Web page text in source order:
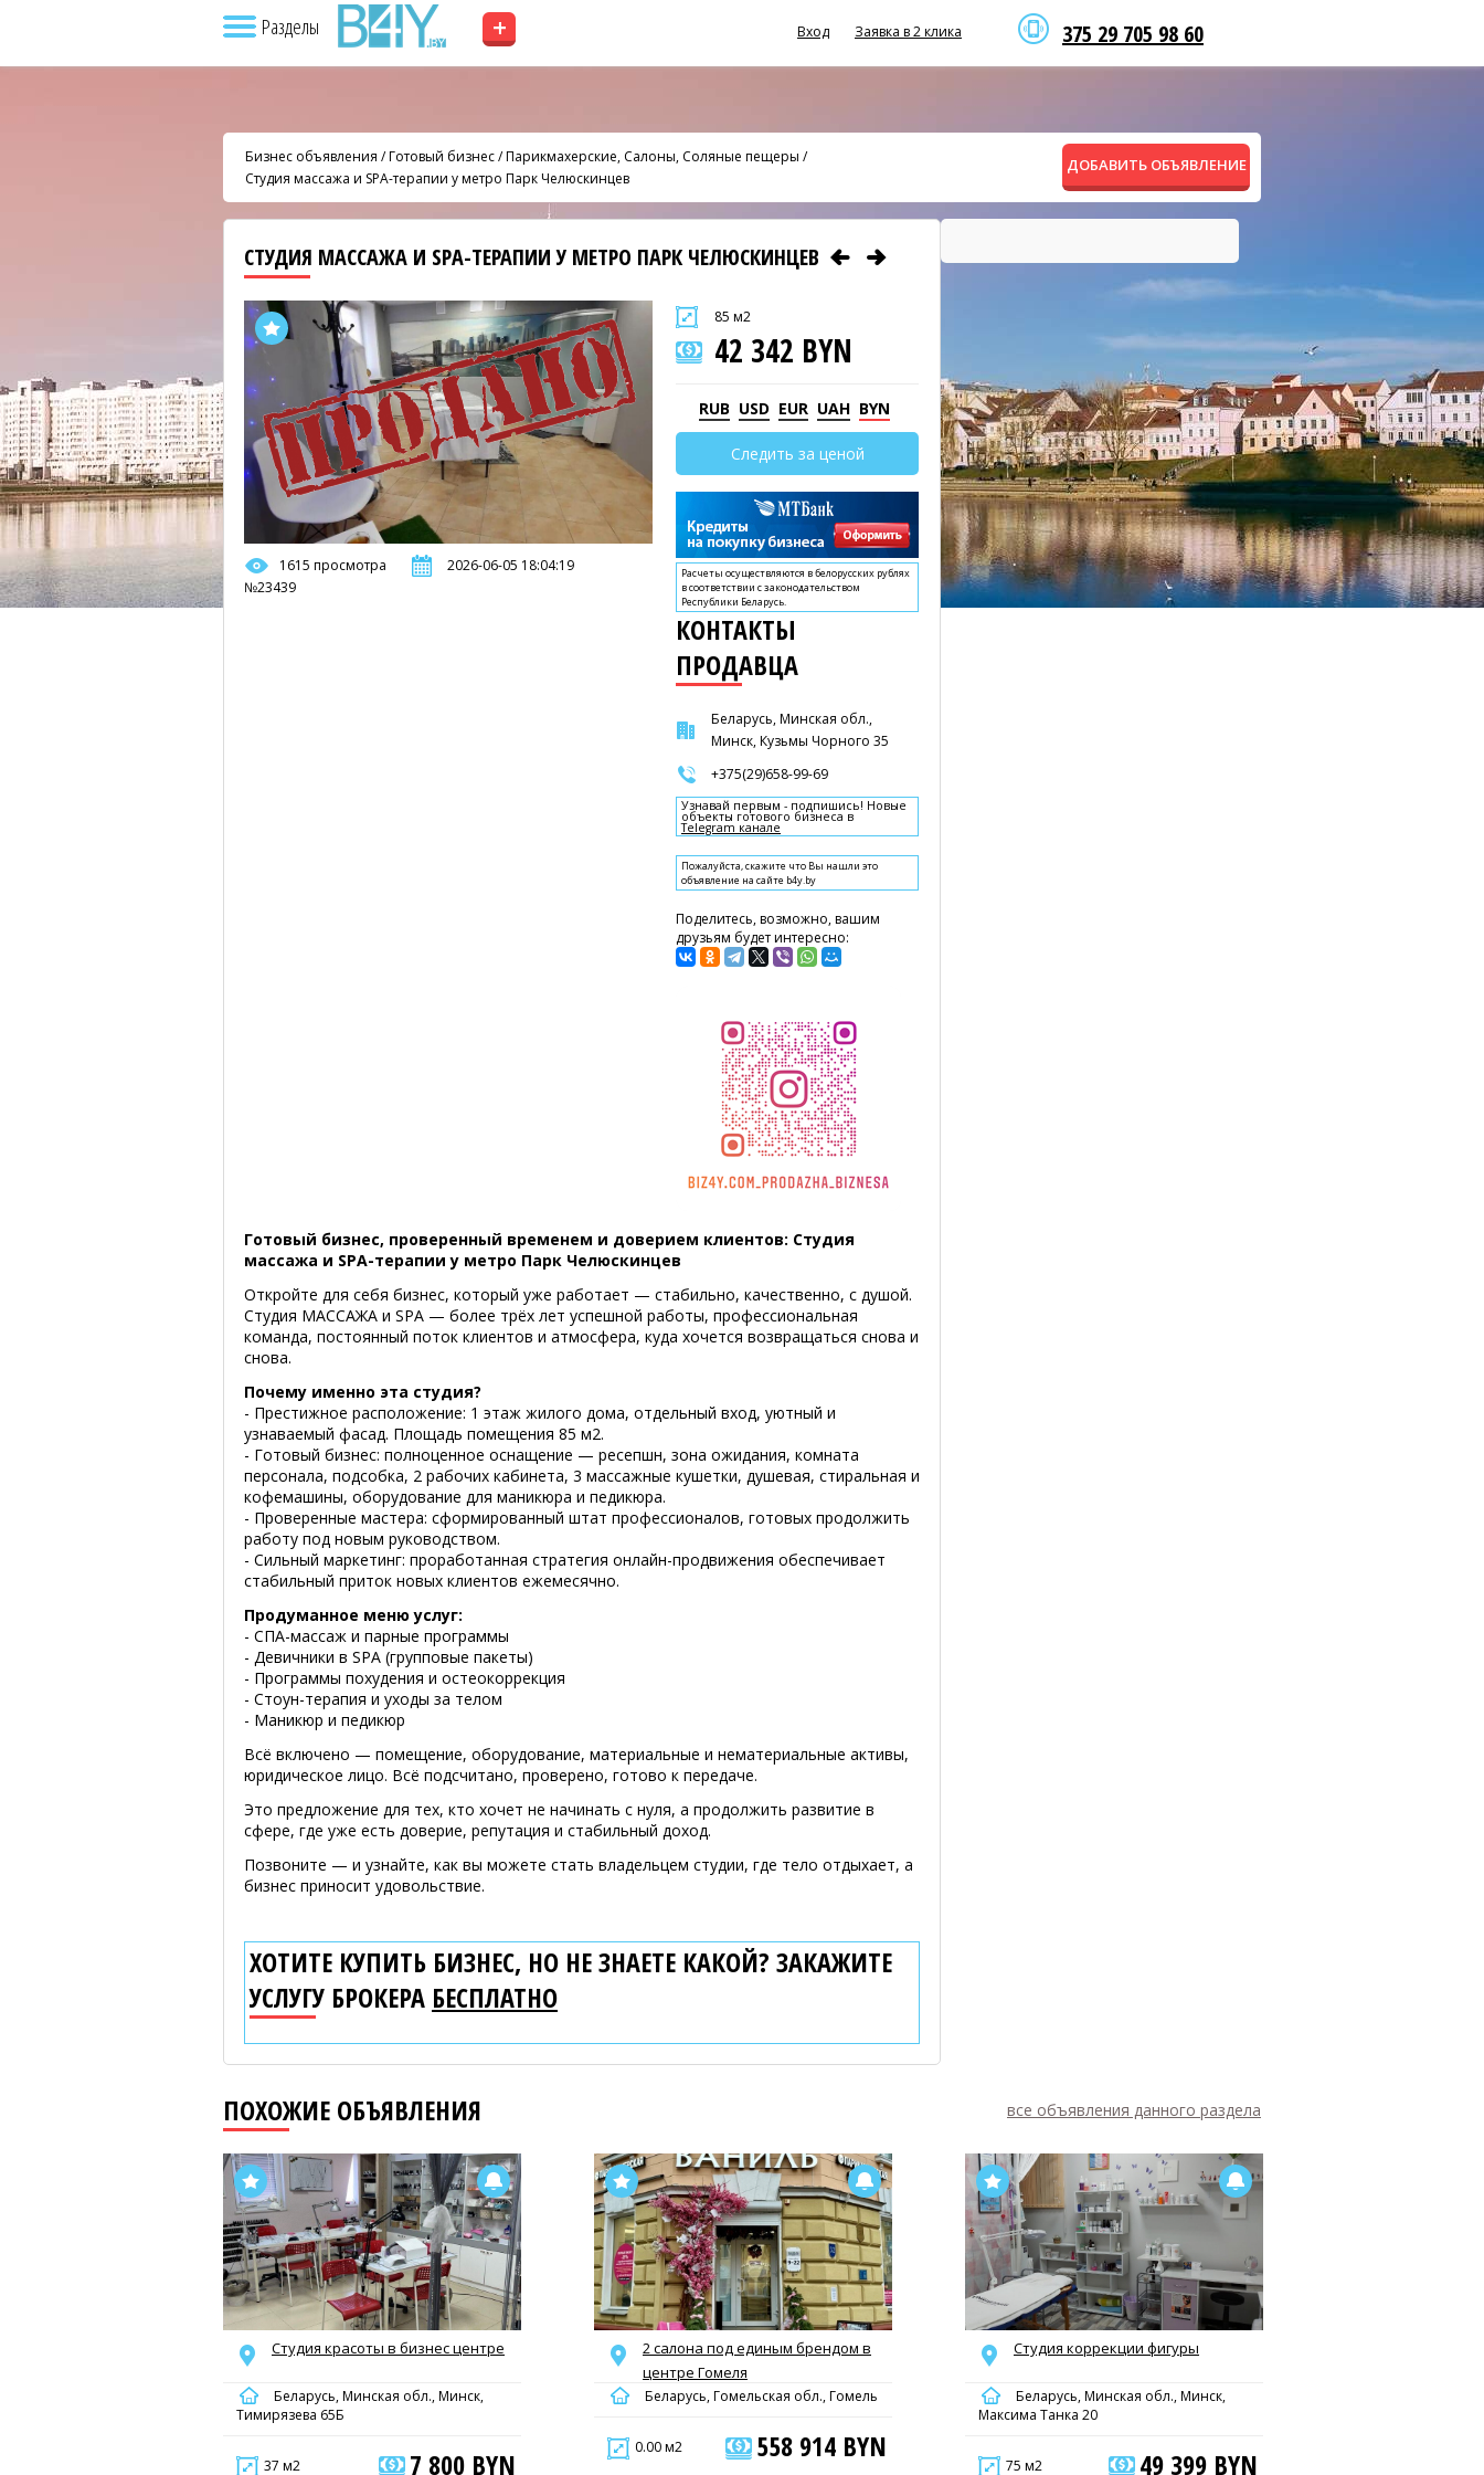
Разделы + 375 29 705 98 60
Вход Заявка в 2 клика
Бизнес объявления /Готовый бизнес/Парикмахерские, Салоны, Соляные пещеры /
Студия массажа и SPA-терапии у метро Парк Челюскинцев
ДОБАВИТЬ ОБЪЯВЛЕНИЕ
СТУДИЯ МАССАЖА И SPA-ТЕРАПИИ У МЕТРО ПАРК ЧЕЛЮСКИНЦЕВ
1615 просмотра
2026-06-05 18:04:19
№23439
85 м2
42 342 BYN
RUB USD EUR UAH BYN
Следить за ценой
Расчеты осуществляются в белорусских рублях
в соответствии с законодательством
Республики Беларусь.
КОНТАКТЫ
ПРОДАВЦА
Беларусь, Минская обл.,
Минск, Кузьмы Чорного 35
+375(29)658-99-69
Узнавай первым - подпишись! Новые
объекты готового бизнеса в
Telegram канале
Пожалуйста, скажите что Вы нашли это
объявление на сайте b4y.by
Поделитесь, возможно, вашим
друзьям будет интересно:
Готовый бизнес, проверенный временем и доверием клиентов: Студия
массажа и SPA-терапии у метро Парк Челюскинцев
Откройте для себя бизнес, который уже работает — стабильно, качественно, с душой.
Студия МАССАЖА и SPA — более трёх лет успешной работы, профессиональная
команда, постоянный поток клиентов и атмосфера, куда хочется возвращаться снова и
снова.
Почему именно эта студия?
- Престижное расположение: 1 этаж жилого дома, отдельный вход, уютный и
узнаваемый фасад. Площадь помещения 85 м2.
- Готовый бизнес: полноценное оснащение — ресепшн, зона ожидания, комната
персонала, подсобка, 2 рабочих кабинета, 3 массажные кушетки, душевая, стиральная и
кофемашины, оборудование для маникюра и педикюра.
- Проверенные мастера: сформированный штат профессионалов, готовых продолжить
работу под новым руководством.
- Сильный маркетинг: проработанная стратегия онлайн-продвижения обеспечивает
стабильный приток новых клиентов ежемесячно.
Продуманное меню услуг:
- СПА-массаж и парные программы
- Девичники в SPA (групповые пакеты)
- Программы похудения и остеокоррекция
- Стоун-терапия и уходы за телом
- Маникюр и педикюр
Всё включено — помещение, оборудование, материальные и нематериальные активы,
юридическое лицо. Всё подсчитано, проверено, готово к передаче.
Это предложение для тех, кто хочет не начинать с нуля, а продолжить развитие в
сфере, где уже есть доверие, репутация и стабильный доход.
Позвоните — и узнайте, как вы можете стать владельцем студии, где тело отдыхает, а
бизнес приносит удовольствие.
ХОТИТЕ КУПИТЬ БИЗНЕС, НО НЕ ЗНАЕТЕ КАКОЙ? ЗАКАЖИТЕ
УСЛУГУ БРОКЕРА БЕСПЛАТНО
ПОХОЖИЕ ОБЪЯВЛЕНИЯ все объявления данного раздела
Студия красоты в бизнес центре
Беларусь, Минская обл., Минск,
Тимирязева 65Б
37 м2 7 800 BYN
2 салона под единым брендом в
центре Гомеля
Беларусь, Гомельская обл., Гомель
0.00 м2 558 914 BYN
Студия коррекции фигуры
Беларусь, Минская обл., Минск,
Максима Танка 20
75 м2 49 399 BYN